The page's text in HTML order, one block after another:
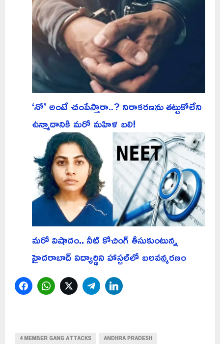
‘నో’ అంటే చంపేస్తారా..? నిరాకరణను తట్టుకోలేని
ఉన్మాదానికి మరో మహిళ బలి!
మరో విషాదం.. నీట్ కోచింగ్ తీసుకుంటున్న
హైదరాబాద్ విద్యార్థిని హాస్టల్‌లో బలవన్మరణం
FacebookWhatsAppTwitterTelegram
4 MEMBER GANG ATTACKS
ANDHRA PRADESH